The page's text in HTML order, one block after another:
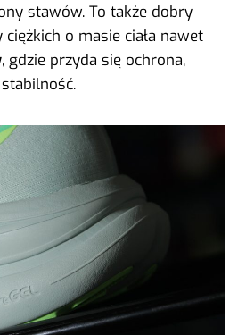
stawów. To także dobry
o masie ciała nawet
, gdzie przyda się ochrona,